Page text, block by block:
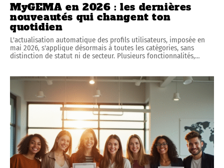
MyGEMA en 2026 : les dernières
nouveautés qui changent ton
quotidien
L'actualisation automatique des profils utilisateurs, imposée en
mai 2026, s'applique désormais à toutes les catégories, sans
distinction de statut ni de secteur. Plusieurs fonctionnalités,…